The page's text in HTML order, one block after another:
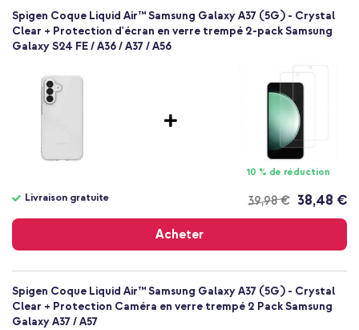
ACS11132
Transparent
Silicones et TPU (doux)
Non
Spigen Coque Liquid Air™ Samsung Galaxy A37 (5G) - Crystal
Clear + Protection d'écran en verre trempé 2-pack Samsung
Galaxy S24 FE / A36 / A37 / A56
10 % de réduction
39,98 €
Livraison gratuite 38,48 €
Acheter
gratuite
Spigen Coque Liquid Air™ Samsung Galaxy A37 (5G) - Crystal
Clear + Protection Caméra en verre trempé 2 Pack Samsung
Galaxy A37 / A57